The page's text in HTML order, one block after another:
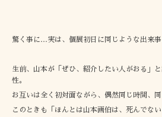
驚く事に…実は、個展初日に同じような出来事
生前、山本が「ぜひ、紹介したい人がおる」
性。
お互いは全く初対面ながら、偶然同じ時間、
このときも「ほんとは山本画伯は、死んでな